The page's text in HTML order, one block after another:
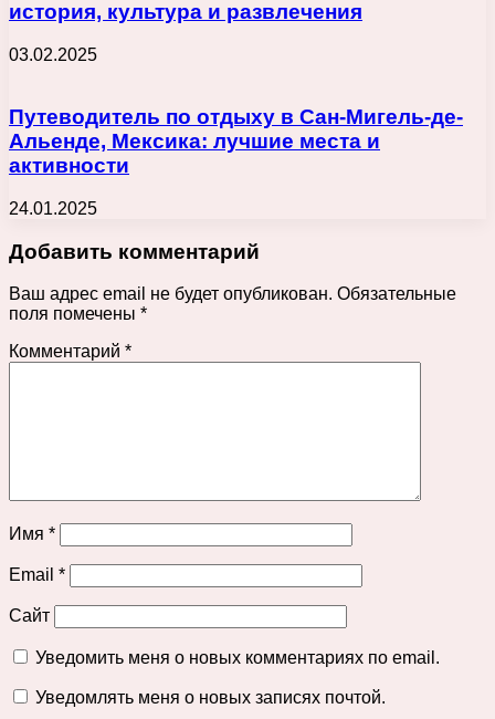
история, культура и развлечения
03.02.2025
Путеводитель по отдыху в Сан-Мигель-де-
Альенде, Мексика: лучшие места и
активности
24.01.2025
Добавить комментарий
Ваш адрес email не будет опубликован. Обязательные
поля помечены *
Комментарий *
Имя *
Email *
Сайт
Уведомить меня о новых комментариях по email.
Уведомлять меня о новых записях почтой.